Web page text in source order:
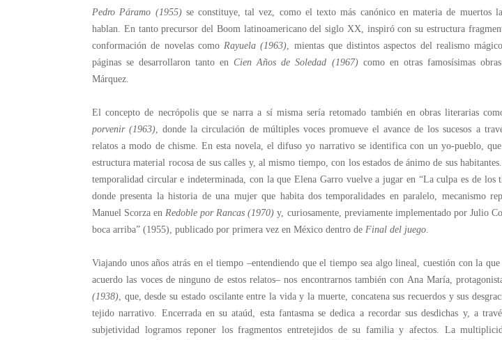
Pedro Páramo (1955)se constituye, tal vez, como el texto más canónico en materia de muertos
hablan. En tanto precursor del Boom latinoamericano del siglo XX, inspiró con su estructura
conformación de novelas como Rayuela (1963) , mientas que distintos aspectos del realismo
páginas se desarrollaron tanto enCien Años de Soledad (1967)como en otras famosísimas
Márquez.
El concepto de necrópolis que se narra a sí misma sería retomado también en obras literarias
porvenir (1963) , donde la circulación de múltiples voces promueve el avance de los sucesos a
relatos a modo de chisme. En esta novela, el difuso yo narrativo se identifica con un yo-pueblo,
estructura material rocosa de sus calles y, al mismo tiempo, con los estados de ánimo de sus
temporalidad circular e indeterminada, con la que Elena Garro vuelve a jugar en “La culpa es de los
donde presenta la historia de una mujer que habita dos temporalidades en paralelo, mecanismo
Manuel Scorza en Redoble por Rancas (1970) y, curiosamente, previamente implementado por Julio
boca arriba” (1955), publicado por primera vez en México dentro de Final del juego
Viajando unos años atrás en el tiempo –entendiendo que el tiempo sea algo lineal, cuestión con la que
acuerdo las voces de ninguno de estos relatos– nos encontrarnos también con Ana María,
(1938) , que, desde su estado oscilante entre la vida y la muerte, concatena sus recuerdos y sus
tejido narrativo. Encerrada en su ataúd, esta fantasma se dedica a recordar sus desdichas y, a
subjetividad logramos reponer los fragmentos entretejidos de su familia y afectos. La